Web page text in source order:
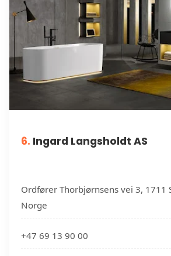
6. Ingard Langsholdt AS
Ordfører Thorbjørnsens vei 3, 1711
Norge
+47 69 13 90 00